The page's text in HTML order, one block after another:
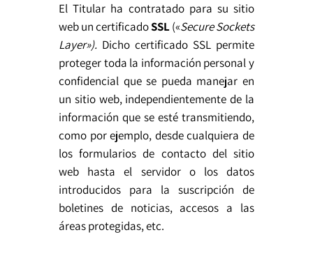
El Titular ha contratado para su sitio
web un certificadoSSL(«Secure Sockets
Layer»). Dicho certificado SSL permite
proteger toda la información personal y
confidencial que se pueda manejar en
un sitio web, independientemente de la
información que se esté transmitiendo,
como por ejemplo, desde cualquiera de
los formularios de contacto del sitio
web hasta el servidor o los datos
introducidos para la suscripción de
boletines de noticias, accesos a las
áreas protegidas, etc.